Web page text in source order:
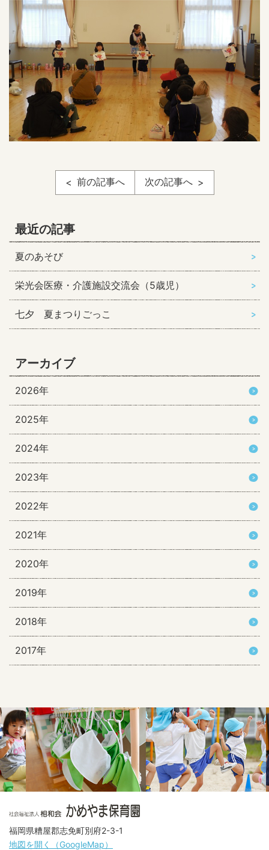
前の記事へ 次の記事へ
最近の記事
夏のあそび
栄光会医療・介護施設交流会（5歳児）
七夕 夏まつりごっこ
アーカイブ
2026年
2025年
2024年
2023年
2022年
2021年
2020年
2019年
2018年
2017年
福岡県糟屋郡志免町別府2-3-1
地図を開く（GoogleMap）